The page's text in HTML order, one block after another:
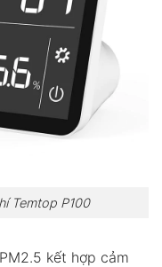
Temtop P100
kết hợp cảm